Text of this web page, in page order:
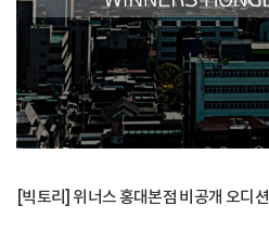
[빅토리] 위너스 홍대본점 비공개 오디션